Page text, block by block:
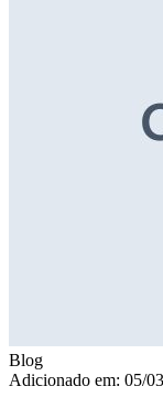
Blog
Adicionado em: 05/